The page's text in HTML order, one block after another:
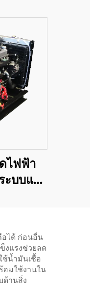
ไฟฟ้า
บบแรง
อได้ ก่อนอื่น
งแรงช่วยลด
ช้น้ำมันเชื้อ
อมใช้งานใน
ด้านสิ่ง